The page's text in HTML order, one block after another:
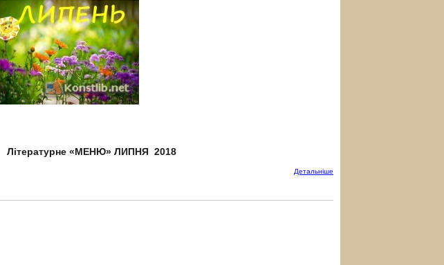
Літературне «МЕНЮ» ЛИПНЯ 2018
Детальнiше